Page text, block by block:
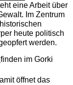
eine Arbeit über
Im Zentrum
heute politisch
werden.
finden im Gorki
öffnet das